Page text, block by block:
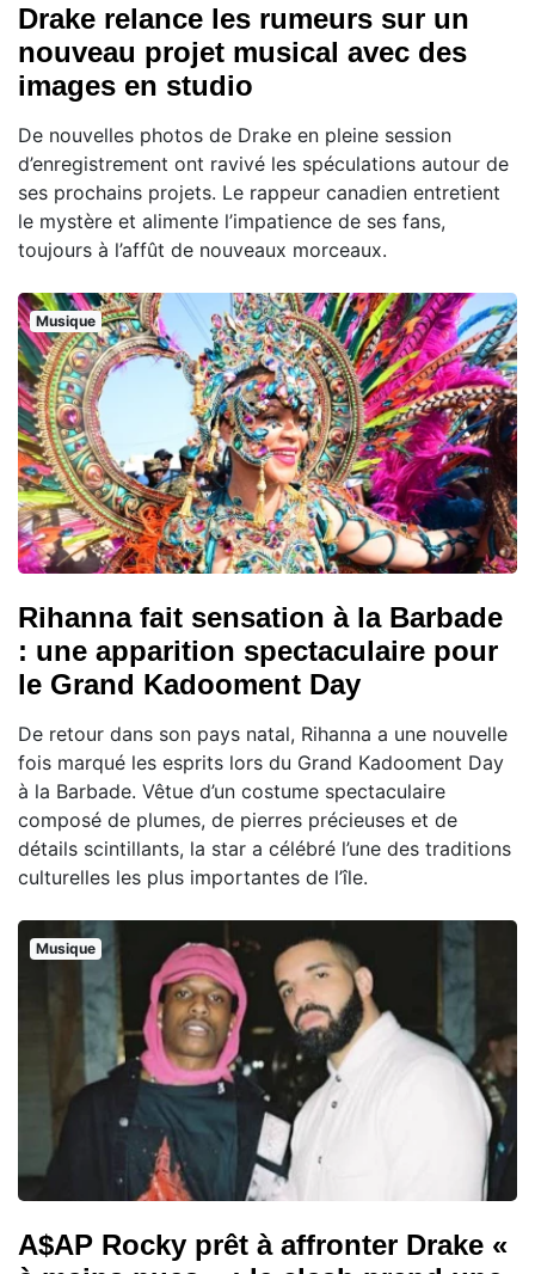
Drake relance les rumeurs sur un
nouveau projet musical avec des
images en studio
De nouvelles photos de Drake en pleine session
d’enregistrement ont ravivé les spéculations autour de
ses prochains projets. Le rappeur canadien entretient
le mystère et alimente l’impatience de ses fans,
toujours à l’affût de nouveaux morceaux.
Musique
Rihanna fait sensation à la Barbade
: une apparition spectaculaire pour
le Grand Kadooment Day
De retour dans son pays natal, Rihanna a une nouvelle
fois marqué les esprits lors du Grand Kadooment Day
à la Barbade. Vêtue d’un costume spectaculaire
composé de plumes, de pierres précieuses et de
détails scintillants, la star a célébré l’une des traditions
culturelles les plus importantes de l’île.
Musique
A$AP Rocky prêt à affronter Drake «